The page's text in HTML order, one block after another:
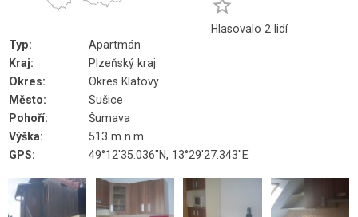

Hlasovalo 2 lidí
Typ:
Apartmán
Kraj:
Plzeňský kraj
Okres:
Okres Klatovy
Město:
Sušice
Pohoří:
Šumava
Výška:
513 m n.m.
GPS:
49°12'35.036"N, 13°29'27.343"E